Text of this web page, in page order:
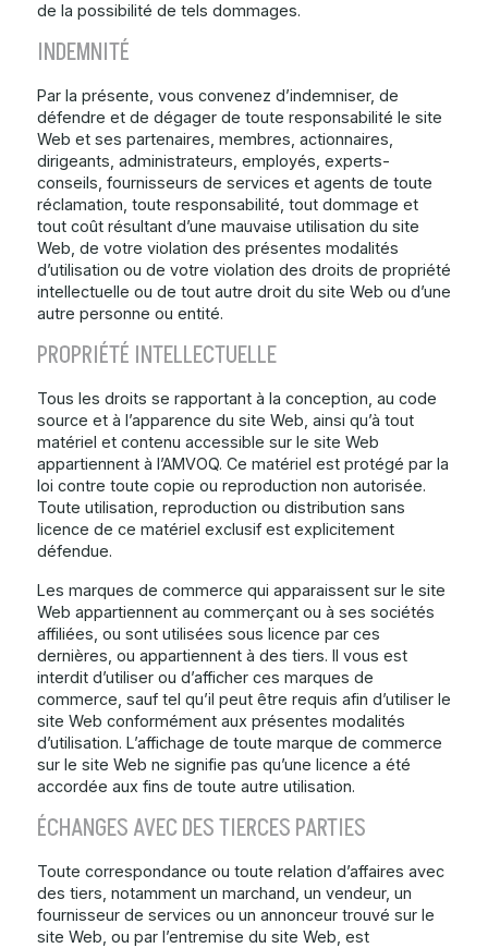
de la possibilité de tels dommages.
INDEMNITÉ
Par la présente, vous convenez d’indemniser, de
défendre et de dégager de toute responsabilité le site
Web et ses partenaires, membres, actionnaires,
dirigeants, administrateurs, employés, experts-
conseils, fournisseurs de services et agents de toute
réclamation, toute responsabilité, tout dommage et
tout coût résultant d’une mauvaise utilisation du site
Web, de votre violation des présentes modalités
d’utilisation ou de votre violation des droits de propriété
intellectuelle ou de tout autre droit du site Web ou d’une
autre personne ou entité.
PROPRIÉTÉ INTELLECTUELLE
Tous les droits se rapportant à la conception, au code
source et à l’apparence du site Web, ainsi qu’à tout
matériel et contenu accessible sur le site Web
appartiennent à l’AMVOQ. Ce matériel est protégé par la
loi contre toute copie ou reproduction non autorisée.
Toute utilisation, reproduction ou distribution sans
licence de ce matériel exclusif est explicitement
défendue.
Les marques de commerce qui apparaissent sur le site
Web appartiennent au commerçant ou à ses sociétés
affiliées, ou sont utilisées sous licence par ces
dernières, ou appartiennent à des tiers. Il vous est
interdit d’utiliser ou d’afficher ces marques de
commerce, sauf tel qu’il peut être requis afin d’utiliser le
site Web conformément aux présentes modalités
d’utilisation. L’affichage de toute marque de commerce
sur le site Web ne signifie pas qu’une licence a été
accordée aux fins de toute autre utilisation.
ÉCHANGES AVEC DES TIERCES PARTIES
Toute correspondance ou toute relation d’affaires avec
des tiers, notamment un marchand, un vendeur, un
fournisseur de services ou un annonceur trouvé sur le
site Web, ou par l’entremise du site Web, est